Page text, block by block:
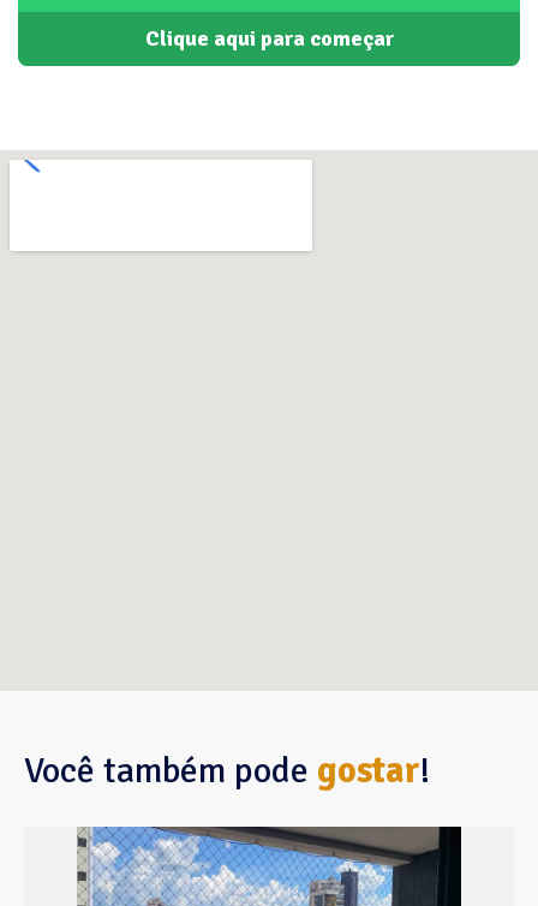
Clique aqui para começar
Você também pode gostar!